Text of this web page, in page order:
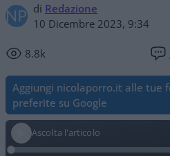
di Redazione
10 Dicembre 2023, 9:34
8.8k
Aggiungi nicolaporro.it alle tue
preferite su Google
Ascolta l'articolo